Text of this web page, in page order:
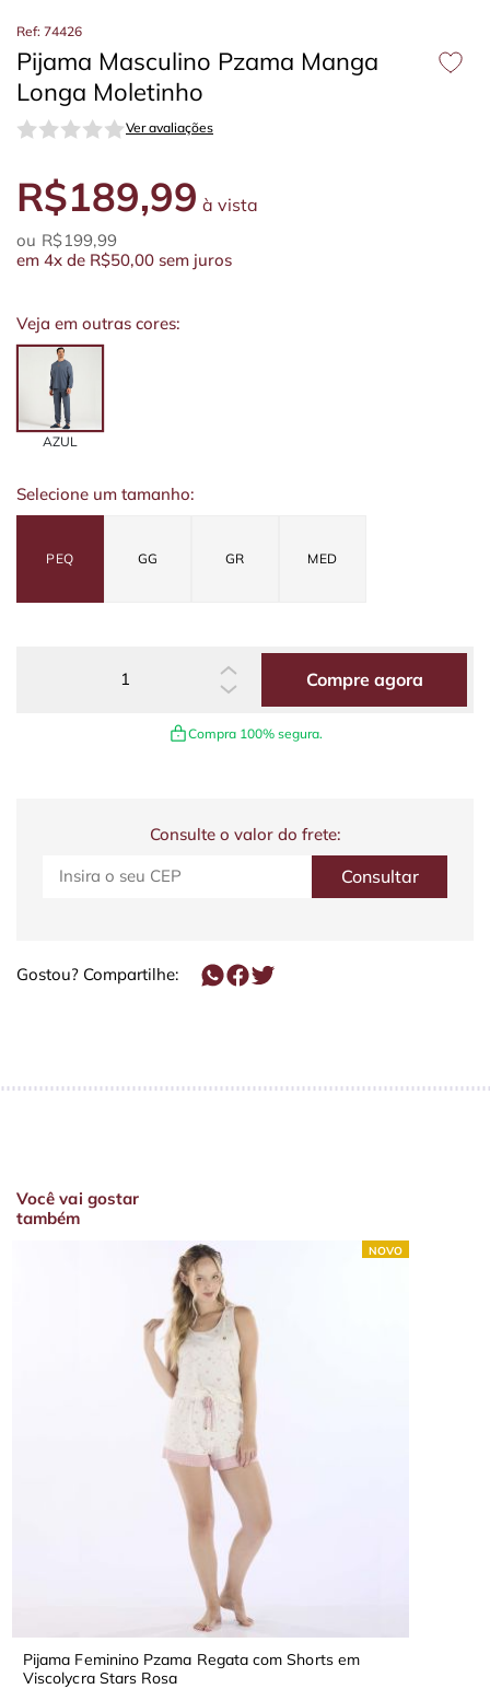
Ref: 74426
Pijama Masculino Pzama Manga
Longa Moletinho
Ver avaliações
R$189,99 à vista
R$199,99
em 4x de R$50,00 sem juros
Veja em outras cores:
AZUL
Selecione um tamanho:
PEQ GG GR MED
Compre agora
Compra 100% segura.
Consulte o valor do frete:
Gostou? Compartilhe:
Você vai gostar
também
NOVO
Pijama Feminino Pzama Regata com Shorts em
Viscolycra Stars Rosa